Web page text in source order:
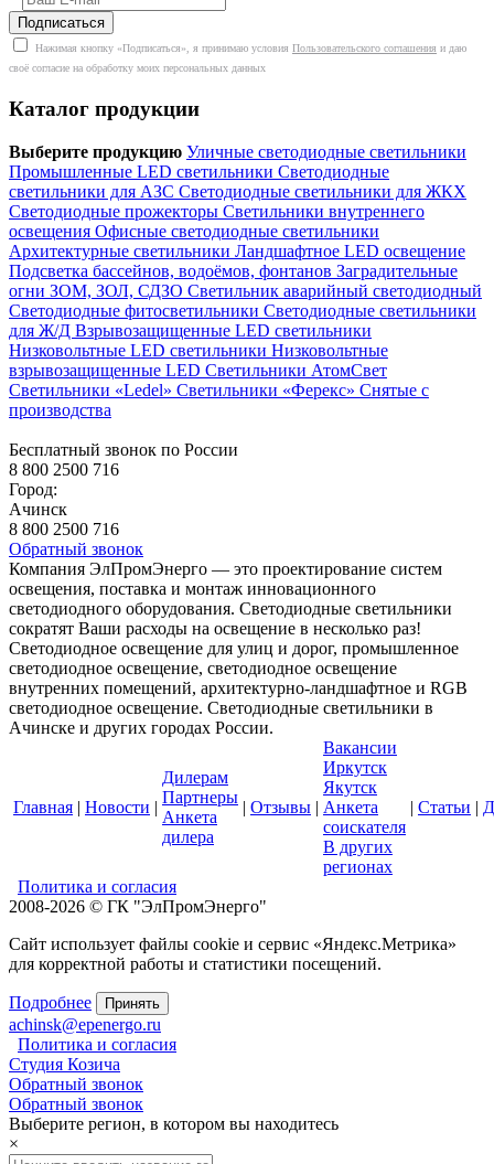
Нажимая кнопку «Подписаться», я принимаю условия Пользовательского соглашения и даю
своё согласие на обработку моих персональных данных
Каталог продукции
Выберите продукцию Уличные светодиодные светильники
Промышленные LED светильники Светодиодные
светильники для АЗС Светодиодные светильники для ЖКХ
Светодиодные прожекторы Светильники внутреннего
освещения Офисные светодиодные светильники
Архитектурные светильники Ландшафтное LED освещение
Подсветка бассейнов, водоёмов, фонтанов Заградительные
огни ЗОМ, ЗОЛ, СДЗО Светильник аварийный светодиодный
Светодиодные фитосветильники Светодиодные светильники
для Ж/Д Взрывозащищенные LED светильники
Низковольтные LED светильники Низковольтные
взрывозащищенные LED Светильники АтомСвет
Светильники «Ledel» Светильники «Ферекс» Снятые с
производства
Бесплатный звонок по России
8 800 2500 716
Город:
Ачинск
8 800 2500 716
Обратный звонок
Компания ЭлПромЭнерго — это проектирование систем
освещения, поставка и монтаж инновационного
светодиодного оборудования. Светодиодные светильники
сократят Ваши расходы на освещение в несколько раз!
Светодиодное освещение для улиц и дорог, промышленное
светодиодное освещение, светодиодное освещение
внутренних помещений, архитектурно-ландшафтное и RGB
светодиодное освещение. Светодиодные светильники в
Ачинске и других городах России.
Главная | Новости |
Дилерам
Партнеры
Анкета
дилера
| Отзывы |
Вакансии
Иркутск
Якутск
Анкета
соискателя
В других
регионах
| Статьи |
Политика и согласия
2008-2026 © ГК "ЭлПромЭнерго"
Сайт использует файлы cookie и сервис «Яндекс.Метрика»
для корректной работы и статистики посещений.
Подробнее Принять
achinsk@epenergo.ru
Политика и согласия
Студия Козича
Обратный звонок
Обратный звонок
Выберите регион, в котором вы находитесь
×